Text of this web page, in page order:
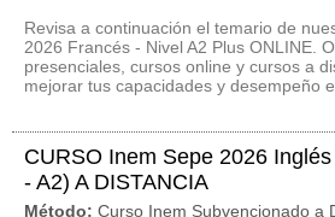
Revisa a continuación el temario de
2026 Francés - Nivel A2 Plus ONLINE.
presenciales, cursos online y cursos a
mejorar tus capacidades y desempeño
CURSO Inem Sepe 2026
- A2) A DISTANCIA
Método: Curso Inem Subvencionado a